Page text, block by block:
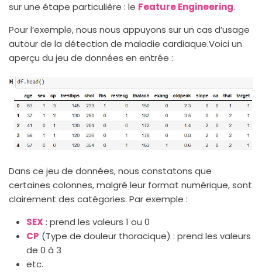
sur une étape particulière : le Feature Engineering.
Pour l’exemple, nous nous appuyons sur un cas d’usage
autour de la détection de maladie cardiaque.Voici un
aperçu du jeu de données en entrée :
Dans ce jeu de données, nous constatons que
certaines colonnes, malgré leur format numérique, sont
clairement des catégories. Par exemple :
SEX : prend les valeurs 1 ou 0
CP (Type de douleur thoracique) : prend les valeurs
de 0 à 3
etc.